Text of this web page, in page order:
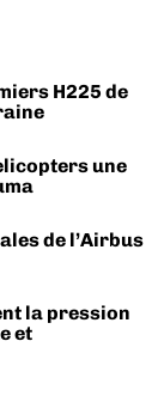
H225 de
une
de l’Airbus
la pression
et